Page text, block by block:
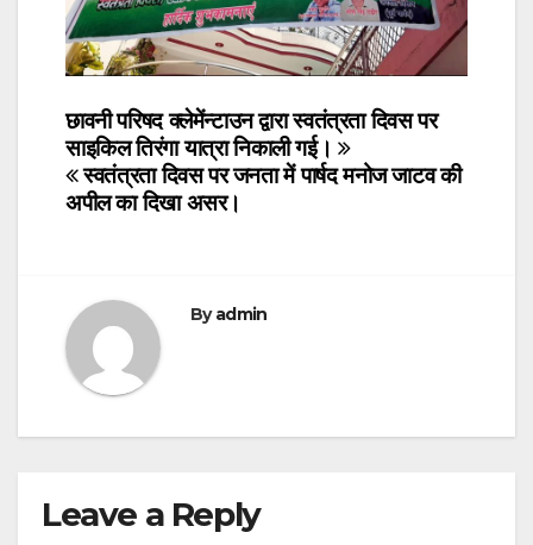
Post
navigation
छावनी परिषद क्लेमेंन्टाउन द्वारा स्वतंत्रता दिवस पर
साइकिल तिरंगा यात्रा निकाली गई।
स्वतंत्रता दिवस पर जनता में पार्षद मनोज जाटव की
अपील का दिखा असर।
Byadmin
Leave a Reply